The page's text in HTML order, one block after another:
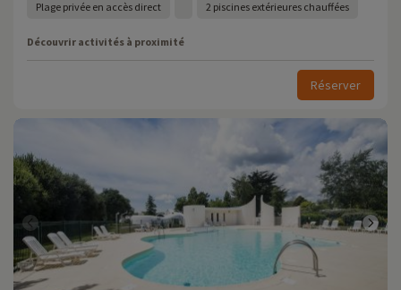
Plage privée en accès direct 2 piscines extérieures chauffées
Découvrir activités à proximité
Réserver